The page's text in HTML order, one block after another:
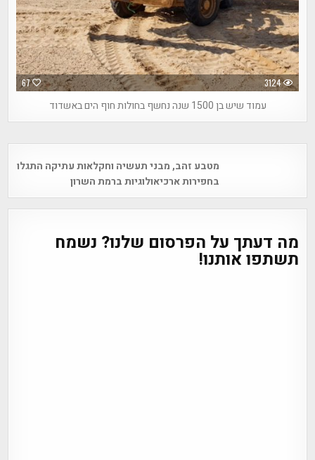
67 3124
עמוד שיש בן 1500 שנה נחשף בחולות חוף הים באשדוד
navigationמטבע זהב, מבני תעשיה וחקלאות עתיקה התגלו
בחפירות ארכיאולוגיות ברמת השרון
מה דעתך על הפרסום שלנו? נשמח
תשתפו אותנו!